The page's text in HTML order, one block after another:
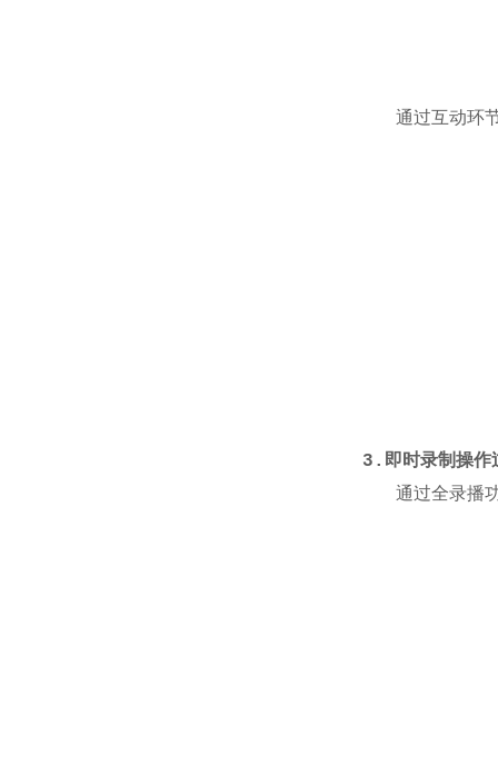
通过互动环节
3. 即时录制操作
通过全录播功